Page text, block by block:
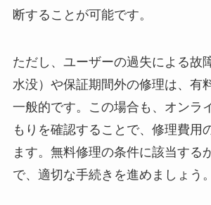
断することが可能です。
ただし、ユーザーの過失による故
水没）や保証期間外の修理は、有
一般的です。この場合も、オンラ
もりを確認することで、修理費用
ます。無料修理の条件に該当する
で、適切な手続きを進めましょう。